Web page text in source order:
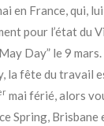
en France, qui,
pour l’état du
Day” le 9
la fête du travail
mai férié, alors
Spring, Brisbane